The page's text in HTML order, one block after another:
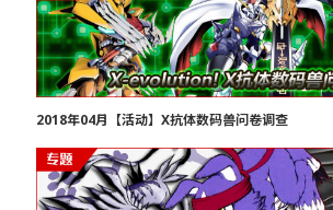
2018年04月【活动】X抗体数码兽问卷调查